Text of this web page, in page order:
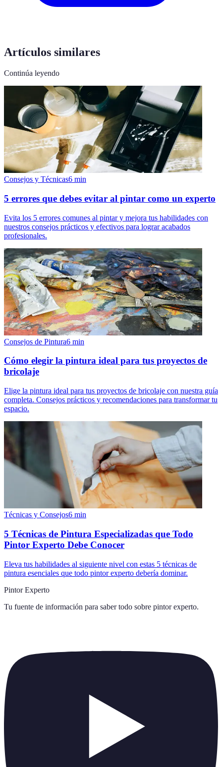
Artículos similares
Continúa leyendo
Consejos y Técnicas6 min
5 errores que debes evitar al pintar como un experto
Evita los 5 errores comunes al pintar y mejora tus habilidades con
nuestros consejos prácticos y efectivos para lograr acabados
profesionales.
Consejos de Pintura6 min
Cómo elegir la pintura ideal para tus proyectos de
bricolaje
Elige la pintura ideal para tus proyectos de bricolaje con nuestra guía
completa. Consejos prácticos y recomendaciones para transformar tu
espacio.
Técnicas y Consejos6 min
5 Técnicas de Pintura Especializadas que Todo
Pintor Experto Debe Conocer
Eleva tus habilidades al siguiente nivel con estas 5 técnicas de
pintura esenciales que todo pintor experto debería dominar.
Pintor Experto
Tu fuente de información para saber todo sobre pintor experto.